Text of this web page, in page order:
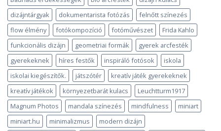
dizájntárgyak
dokumentarista fotózás
felnőtt színezés
flow élmény
fotókompozíció fotóművészet
Frida Kahlo
funkcionális dizájn
geometriai formák
gyerek arcfesték
gyerekeknek
híres festők inspiráló fotósok
iskola
iskolai kiegészítők.
játszótér
kreatív játék gyerekeknek
kreatív játékok
környezetbarát kulacs
Leuchtturm1917
Magnum Photos
mandala színezés mindfulness
miniart
miniart.hu
minimalizmus
modern dizájn